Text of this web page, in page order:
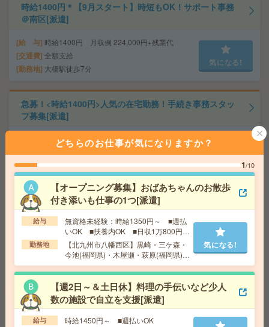
時給1400円＊【9月スタート】時短もOK！サポート事務
＠南区[派遣]
給 与 時給1400円 月収例 224,000円+残業代
交通費 全額支給
勤務地 大橋駅徒歩7分
気になる!
急募！<時給1400円>人気の在宅勤務！手続き事務スタッ
フ募集[派遣]
時給1400円 月収例 217,000円
交通費
勤務地 博多駅徒歩3分
大手グループ＊高時給＊時短相談可＊残業ほぼなし＊未
経験OK[派遣]
時給1300円＋交 ■給与の前払いが可能な速
払いサービスあり
交通費支給あり
勤務地 福岡県糟屋郡宇美町 香椎線 宇美駅
【100名募集！＊週3からOK】健康診断の結果入力のお仕
事[派遣]
どちらのお仕事が気になりますか？
1/10
【オープニング募集】おばあちゃんのお散歩
付き添いも仕事の1つ[派遣]
給与
無資格未経験：時給1350円～ ■週払
いOK ■扶養内OK ■日収1万800円以
上
勤務地
【北九州市八幡西区】黒崎・三ケ森・
今池(福岡県)・木屋瀬・萩原(福岡県)な
ど勤務地多数！
気になる!
【週2日～＆土日休】料理の手伝いなど少人
数の施設で自立を支援[派遣]
給与 時給1450円～ ■週払いOK